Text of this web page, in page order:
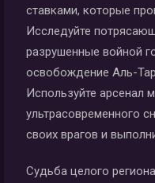
ставками, которые
Исследуйте
разрушенные войной
освобождение Аль-
Используйте арсенал
ультрасовременного
своих врагов и
Судьба целого